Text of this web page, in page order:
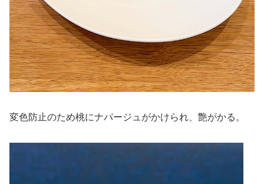
変色防止のため桃にナパージュがかけられ、艶がかる。